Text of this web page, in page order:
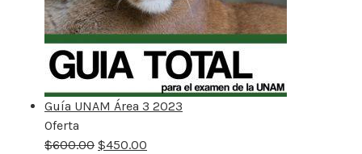
Guía UNAM Área 3 2023
Oferta
rebajado
$600.00 $450.00